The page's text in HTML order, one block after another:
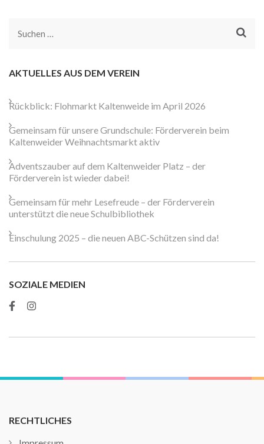
Suchen
AKTUELLES AUS DEM VEREIN
Rückblick: Flohmarkt Kaltenweide im April 2026
Gemeinsam für unsere Grundschule: Förderverein beim
Kaltenweider Weihnachtsmarkt aktiv
Adventszauber auf dem Kaltenweider Platz – der
Förderverein ist wieder dabei!
Gemeinsam für mehr Lesefreude – der Förderverein
unterstützt die neue Schulbibliothek
Einschulung 2025 – die neuen ABC-Schützen sind da!
SOZIALE MEDIEN
RECHTLICHES